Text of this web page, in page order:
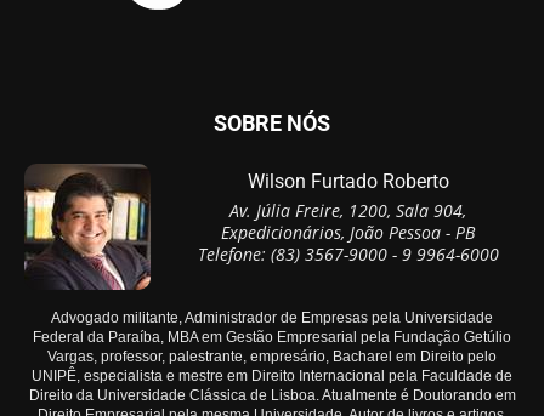
SOBRE NÓS
Wilson Furtado Roberto
Av. Júlia Freire, 1200, Sala 904,
Expedicionários, João Pessoa - PB
Telefone: (83) 3567-9000 - 9 9964-6000
Advogado militante, Administrador de Empresas pela Universidade
Federal da Paraíba, MBA em Gestão Empresarial pela Fundação Getúlio
Vargas, professor, palestrante, empresário, Bacharel em Direito pelo
UNIPÊ, especialista e mestre em Direito Internacional pela Faculdade de
Direito da Universidade Clássica de Lisboa. Atualmente é Doutorando em